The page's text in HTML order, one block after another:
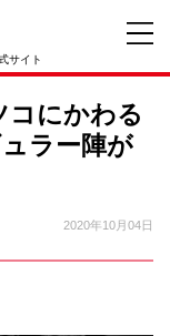
サイト
コにかわる
ラー陣が
2020年10月04日